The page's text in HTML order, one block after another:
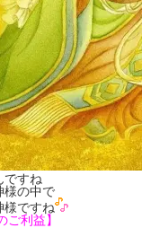
ですね
様の中で
様ですね
ご利益】